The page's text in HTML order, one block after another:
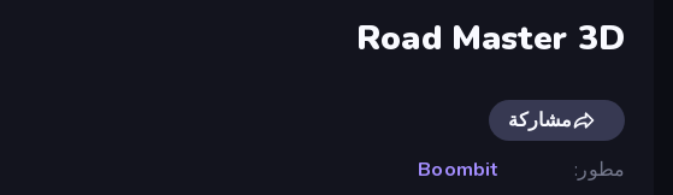
Road Master 3D
مشاركة
مطور
Boombit